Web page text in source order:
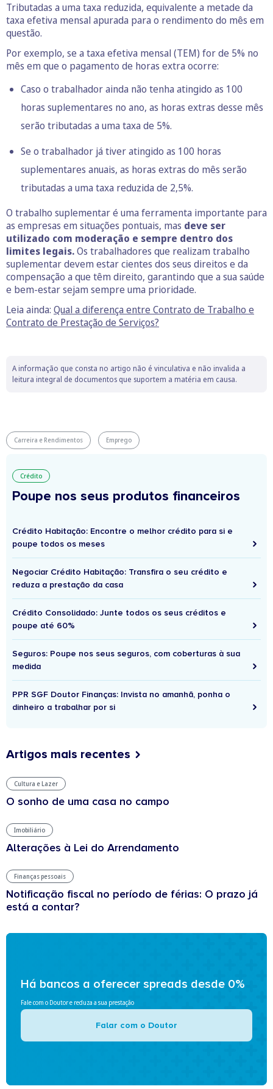
Tributadas a uma taxa reduzida, equivalente a metade da
taxa efetiva mensal apurada para o rendimento do mês em
questão.
Por exemplo, se a taxa efetiva mensal (TEM) for de 5% no
mês em que o pagamento de horas extra ocorre:
Caso o trabalhador ainda não tenha atingido as 100
horas suplementares no ano, as horas extras desse mês
serão tributadas a uma taxa de 5%.
Se o trabalhador já tiver atingido as 100 horas
suplementares anuais, as horas extras do mês serão
tributadas a uma taxa reduzida de 2,5%.
O trabalho suplementar é uma ferramenta importante para
as empresas em situações pontuais, mas deve ser
utilizado com moderação e sempre dentro dos
limites legais.Os trabalhadores que realizam trabalho
suplementar devem estar cientes dos seus direitos e da
compensação a que têm direito, garantindo que a sua saúde
e bem-estar sejam sempre uma prioridade.
Leia ainda: Qual a diferença entre Contrato de Trabalho e
Contrato de Prestação de Serviços?
A informação que consta no artigo não é vinculativa e não invalida a
leitura integral de documentos que suportem a matéria em causa.
Carreira e Rendimentos Emprego
Crédito
Poupe nos seus produtos financeiros
Crédito Habitação: Encontre o melhor crédito para si e
poupe todos os meses
Negociar Crédito Habitação: Transfira o seu crédito e
reduza a prestação da casa
Crédito Consolidado: Junte todos os seus créditos e
poupe até 60%
Seguros: Poupe nos seus seguros, com coberturas à sua
medida
PPR SGF Doutor Finanças: Invista no amanhã, ponha o
dinheiro a trabalhar por si
Artigos mais recentes
Cultura e Lazer
O sonho de uma casa no campo
Imobiliário
Alterações à Lei do Arrendamento
Finanças pessoais
Notificação fiscal no período de férias: O prazo já
está a contar?
Há bancos a oferecer spreads desde 0%
Fale com o Doutor e reduza a sua prestação
Falar com o Doutor